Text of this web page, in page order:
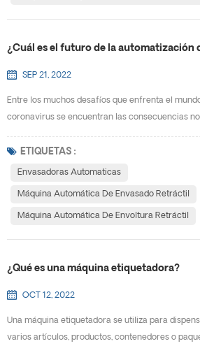
¿Cuál es el futuro de la automatización
SEP 21, 2022
Entre los muchos desafíos que enfrenta el
coronavirus se encuentran las consecuencias
encomendadas a proteger la salud de la
resultado una reducción significativa de la
ETIQUETAS :
Envasadoras Automaticas
Máquina Automática De Envasado Retráctil
Máquina Automática De Envoltura Retráctil
¿Qué es una máquina etiquetadora?
OCT 12, 2022
Una máquina etiquetadora se utiliza para
varios artículos, productos, contenedores o